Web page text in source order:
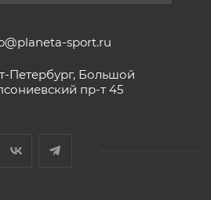
sport.ru
Петербург, Большой
пр-т 45